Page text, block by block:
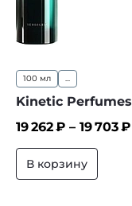
100 мл ...
Kinetic Perfumes
19 262₽ – 19 703₽
В корзину